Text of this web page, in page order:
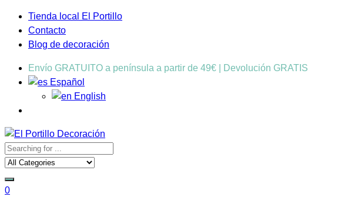
Tienda local El Portillo
Contacto
Blog de decoración
Envío GRATUITO a península a partir de 49€ | Devolución GRATIS
Español
English
0